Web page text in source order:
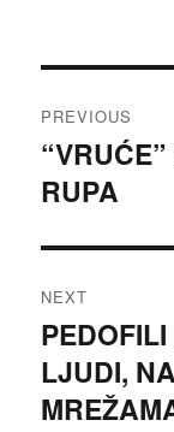
PREVIOUS
Previous
post:
RUPA
NEXT
Next
post:
LJUDI,